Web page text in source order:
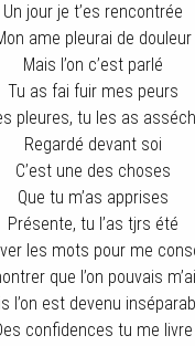
Un jour je t’es rencontrée
ame pleurai de douleur
Mais l’on c’est parlé
Tu as fai fuir mes peurs
pleures, tu les as
Regardé devant soi
C’est une des choses
Que tu m’as apprises
Présente, tu l’as tjrs été
les mots pour me
que l’on pouvais
l’on est devenu
confidences tu me livre